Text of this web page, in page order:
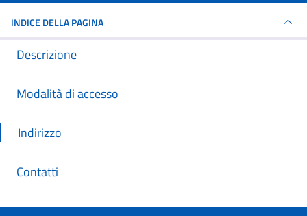
INDICE DELLA PAGINA
Descrizione
Modalità di accesso
Indirizzo
Contatti